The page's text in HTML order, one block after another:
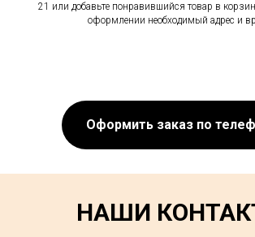
21 или добавьте понравившийся товар в
оформлении необходимый адрес и
Оформить заказ по
НАШИ